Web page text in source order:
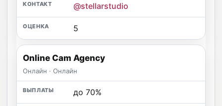
@stellarstudio
5
Online Cam Agency
Онлайн · Онлайн
до 70%